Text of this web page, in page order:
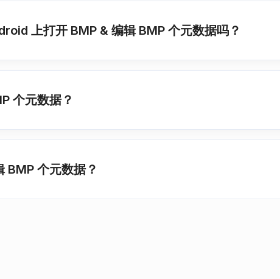
上打开 BMP & 编辑 BMP 个元数据吗？
个元数据？
BMP 个元数据？